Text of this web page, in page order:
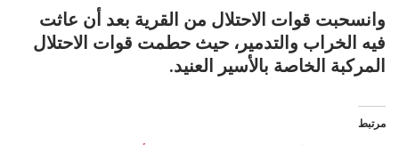
وانسحبت قوات الاحتلال من القرية بعد أن عاثت
فيه الخراب والتدمير، حيث حطمت قوات الاحتلال
المركبة الخاصة بالأسير العنيد.
مرتبط